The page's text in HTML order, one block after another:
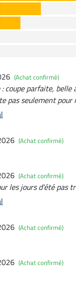
(Achat confirmé)
coupe parfaite,
pas seulement pour
(Achat confirmé)
(Achat confirmé)
les jours d'été pas
(Achat confirmé)
(Achat confirmé)